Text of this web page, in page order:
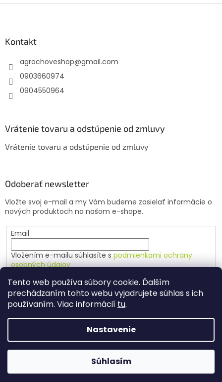
Tento web používa súbory cookie. Ďalším
prechádzaním tohto webu vyjadrujete súhlas s ich
používaním. Viac informácií tu.
Nastavenie
Súhlasím
Kontakt
agrochoveshop@gmail.com
0903660974
0904550964
Vrátenie tovaru a odstúpenie od zmluvy
Vrátenie tovaru a odstúpenie od zmluvy
Odoberať newsletter
Vložte svoj e-mail a my Vám budeme zasielať informácie o
nových produktoch na našom e-shope.
Email
Vložením e-mailu súhlasíte s podmienkami ochrany
osobných údajov
PRIHLÁSIŤ SA
Vytvoril Shoptet
Agrochov. Všetky práva vyhradené.